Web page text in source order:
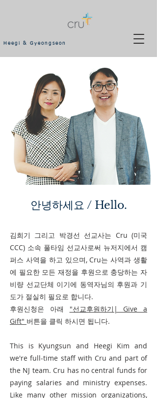
Heegi & Gyeongseon
안녕하세요 / Hello.
​김희기 그리고 박경선 선교사는 Cru (미국
CCC) 소속 풀타임 선교사로써 뉴저지에서 캠
퍼스 사역을 하고 있으며, Cru는 사역과 생활
에 필요한 모든 재정을 후원으로 충당하는 자
비량 선교단체 이기에 동역자님의 후원과 기
도가 절실히 필요로 합니다.
후원신청은 아래 "선교후원하기| Give a
Gift" 버튼을 클릭 하시면 됩니다.
This is Kyungsun and Heegi Kim and
we're full-time staff with Cru and part of
the NJ team. Cru has no central funds for
paying salaries and ministry expenses.
Like many other mission organizations,